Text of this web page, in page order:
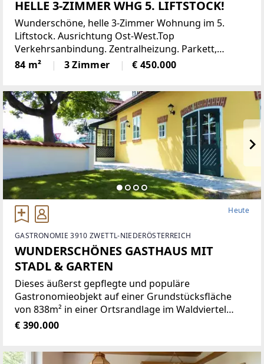
HELLE 3-ZIMMER WHG 5. LIFTSTOCK!
Wunderschöne, helle 3-Zimmer Wohnung im 5.
Liftstock. Ausrichtung Ost-West.Top
Verkehrsanbindung. Zentralheizung. Parkett,
Jalousien, Abstellraum. Kellerabteil.Diese
lichtdurchflutete Etagenwohnung bietet reichlich
84 m² 3 Zimmer € 450.000
Heute
GASTRONOMIE 3910 ZWETTL-NIEDERÖSTERREICH
WUNDERSCHÖNES GASTHAUS MIT
STADL & GARTEN
Dieses äußerst gepflegte und populäre
Gastronomieobjekt auf einer Grundstücksfläche
von 838m² in einer Ortsrandlage im Waldviertel
bietet eine Vielzahl von Nutzungsmöglichkeiten wie
€ 390.000